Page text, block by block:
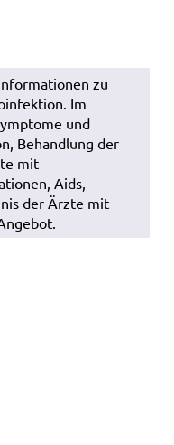
zu
Im
und
Behandlung der
mit
Aids,
der Ärzte mit